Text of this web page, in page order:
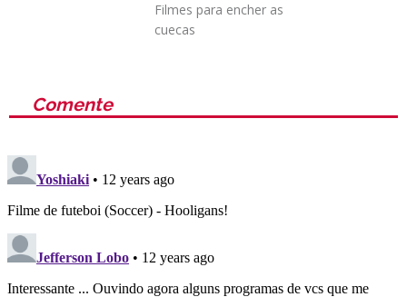
Filmes para encher as
cuecas
Comente